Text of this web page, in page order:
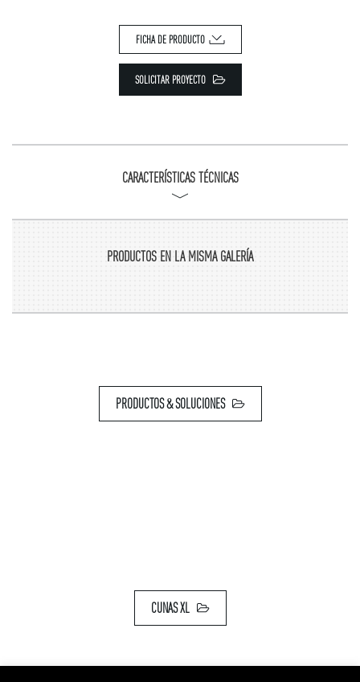
FICHA DE PRODUCTO
SOLICITAR PROYECTO
CARACTERÍSTICAS TÉCNICAS
PRODUCTOS EN LA MISMA GALERÍA
PRODUCTOS & SOLUCIONES
CUNAS XL